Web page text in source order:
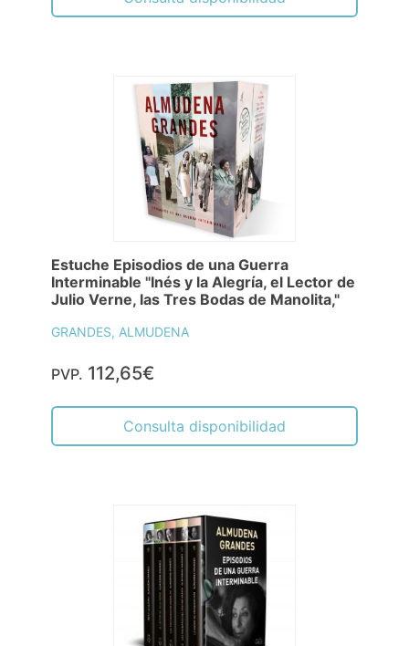
Estuche Episodios de una Guerra
Interminable "Inés y la Alegría, el Lector de
Julio Verne, las Tres Bodas de Manolita,"
GRANDES, ALMUDENA
PVP. 112,65€
Consulta disponibilidad